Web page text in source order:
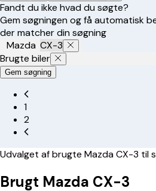
Fandt du ikke hvad du søgte?
Gem søgningen og få automatisk
der matcher din søgning
Mazda CX-3
Brugte biler
Gem søgning
1
2
Udvalget af brugte Mazda CX-3 til
Brugt Mazda CX-3